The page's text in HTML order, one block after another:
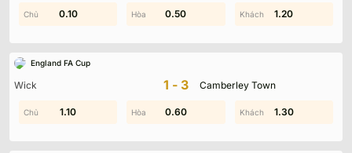
1.10 0.70 1.20
0.10 0.50 1.20
England FA Cup
Wick 1-3 Camberley Town
0.80 1.80 1.50
1.10 0.60 1.30